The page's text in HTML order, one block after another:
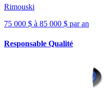
Rimouski
75 000 $ à 85 000 $ par an
Responsable Qualité